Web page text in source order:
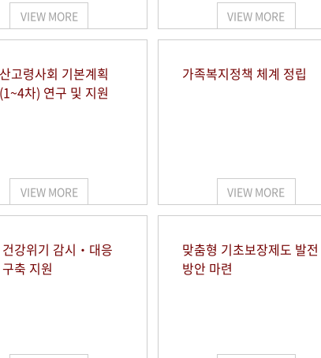
VIEW MORE VIEW MORE
고령사회 기본계획
차) 연구 및 지원
VIEW MORE
가족복지정책 체계 정립
VIEW MORE
건강위기 감시‧대응
축 지원
맞춤형 기초보장제도 발전
방안 마련